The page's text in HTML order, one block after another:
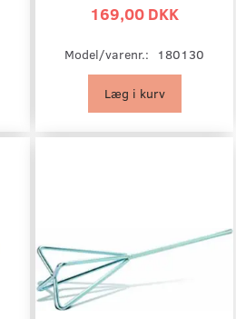
169,00 DKK
Model/varenr.: 180130
Læg i kurv